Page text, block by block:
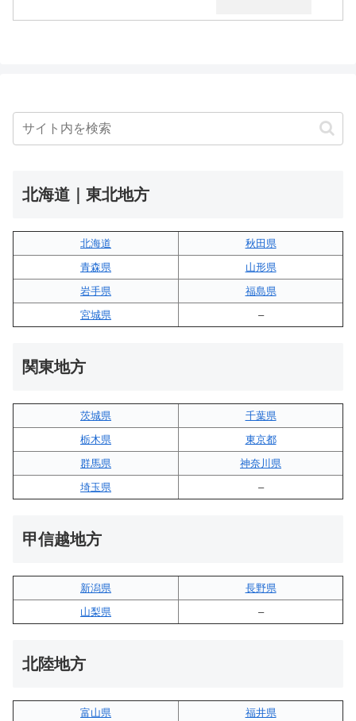
北海道｜東北地方
北海道
秋田県
青森県
山形県
岩手県
福島県
宮城県
–
関東地方
茨城県
千葉県
栃木県
東京都
群馬県
神奈川県
埼玉県
–
甲信越地方
新潟県
長野県
山梨県
–
北陸地方
富山県
福井県